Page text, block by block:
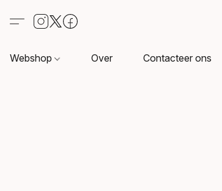
Webshop Over Contacteer ons